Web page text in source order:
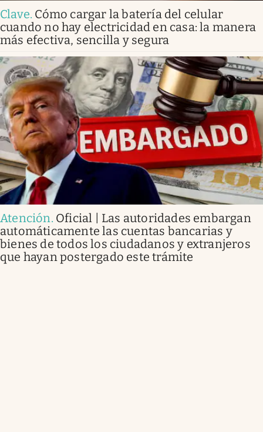
Clave. Cómo cargar la batería del celular
cuando no hay electricidad en casa: la manera
más efectiva, sencilla y segura
Atención. Oficial | Las autoridades embargan
automáticamente las cuentas bancarias y
bienes de todos los ciudadanos y extranjeros
que hayan postergado este trámite